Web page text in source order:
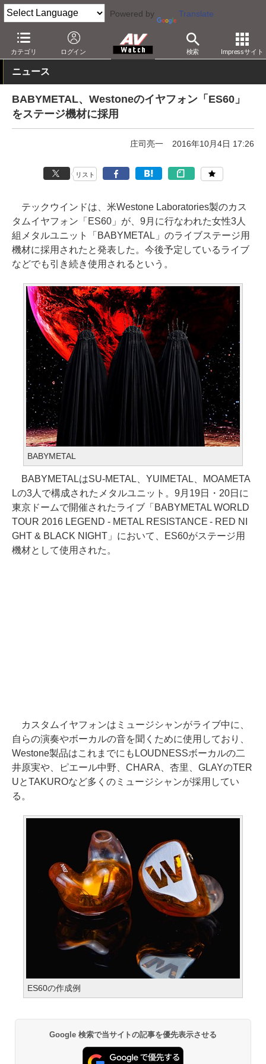
Powered by Translate
カテゴリ ログイン 検索 Impressサイト
AV Watch 製品 ヘッドフォン Westone
ニュース
BABYMETAL、Westoneのイヤフォン「ES60」
をステージ機材に採用
庄司亮一 2016年10月4日 17:26
リスト
テックウインドは、米Westone Laboratories製のカス
タムイヤフォン「ES60」が、9月に行なわれた女性3人
組メタルユニット「BABYMETAL」のライブステージ用
機材に採用されたと発表した。今後予定しているライブ
などでも引き続き使用されるという。
BABYMETAL
BABYMETALはSU-METAL、YUIMETAL、MOAMETA
Lの3人で構成されたメタルユニット。9月19日・20日に
東京ドームで開催されたライブ「BABYMETAL WORLD
TOUR 2016 LEGEND - METAL RESISTANCE - RED NI
GHT & BLACK NIGHT」において、ES60がステージ用
機材として使用された。
カスタムイヤフォンはミュージシャンがライブ中に、
自らの演奏やボーカルの音を聞くために使用しており、
Westone製品はこれまでにもLOUDNESSボーカルの二
井原実や、ピエール中野、CHARA、杏里、GLAYのTER
UとTAKUROなど多くのミュージシャンが採用してい
る。
ES60の作成例
Google 検索で当サイトの記事を優先表示させる